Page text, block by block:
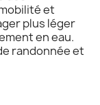
et
plus léger
en eau.
randonnée et